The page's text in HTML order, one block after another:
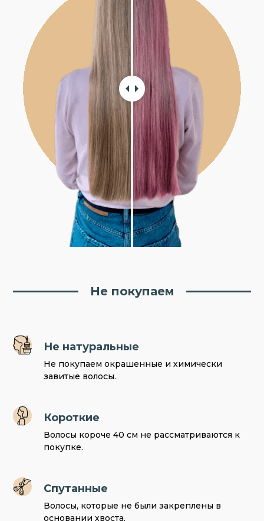
Не покупаем
Не натуральные
Не покупаем окрашенные и химически
завитые волосы.
Короткие
Волосы короче 40 см не рассматриваются к
покупке.
Спутанные
Волосы, которые не были закреплены в
основании хвоста.